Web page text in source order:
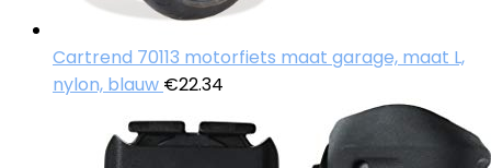
Cartrend 70113 motorfiets maat garage, maat L,
nylon, blauw €22.34